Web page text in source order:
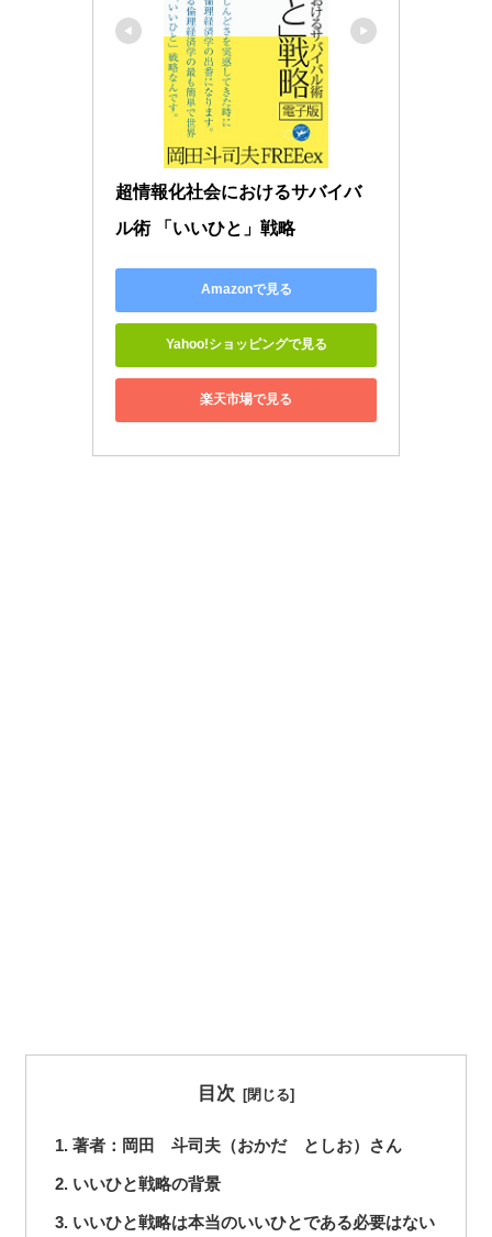
超情報化社会におけるサバイバ
ル術 「いいひと」戦略
Amazonで見る
Yahoo!ショッピングで見る
楽天市場で見る
目次
著者：岡田 斗司夫（おかだ としお）さん
いいひと戦略の背景
いいひと戦略は本当のいいひとである必要はない